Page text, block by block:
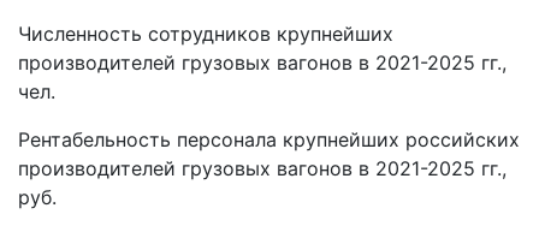
Численность сотрудников крупнейших
производителей грузовых вагонов в 2021-2025 гг.,
чел.
Рентабельность персонала крупнейших российских
производителей грузовых вагонов в 2021-2025 гг.,
руб.